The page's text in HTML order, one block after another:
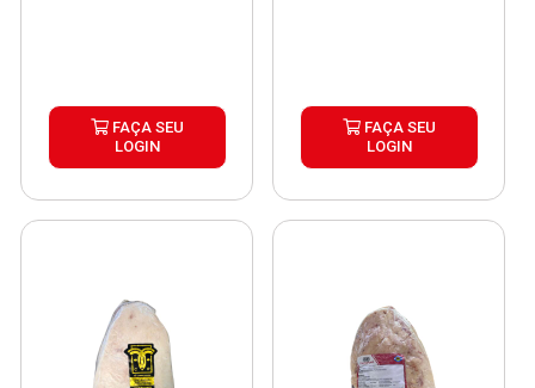
FAÇA SEU
LOGIN
FAÇA SEU
LOGIN